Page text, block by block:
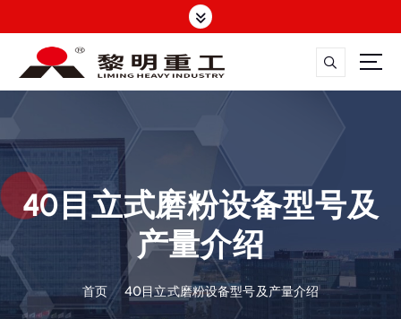
转
容 大修渣磨粉机，矿渣立磨
40目立式磨粉设备型号及
产量介绍
首页 40目立式磨粉设备型号及产量介绍